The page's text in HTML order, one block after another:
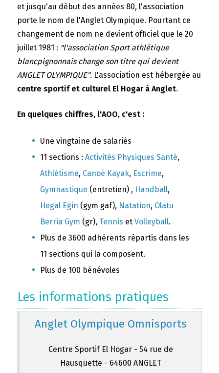
et jusqu'au début des années 80, l'association
porte le nom de l'Anglet Olympique. Pourtant ce
changement de nom ne devient officiel que le 20
juillet 1981 : "l'association Sport athlétique
blancpignonnais change son titre qui devient
ANGLET OLYMPIQUE". L'association est hébergée au
centre sportif et culturel El Hogar à Anglet.
En quelques chiffres, l'AOO, c'est :
Une vingtaine de salariés
11 sections : Activités Physiques Santé,
Athlétisme, Canoë Kayak, Escrime,
Gymnastique (entretien) , Handball,
Hegal Egin (gym gaf), Natation, Olatu
Berria Gym (gr), Tennis et Volleyball.
Plus de 3600 adhérents répartis dans les
11 sections qui la composent.
Plus de 100 bénévoles
Les informations pratiques
Anglet Olympique Omnisports
Centre Sportif El Hogar - 54 rue de
Hausquette - 64600 ANGLET